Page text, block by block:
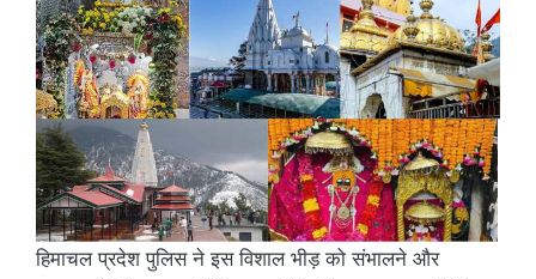
हिमाचल प्रदेश पुलिस ने इस विशाल भीड़ को संभालने और